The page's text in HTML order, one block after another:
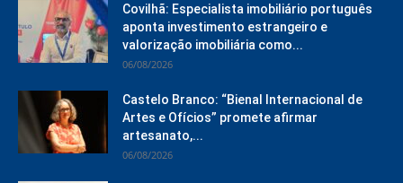
Covilhã: Especialista imobiliário português
aponta investimento estrangeiro e
valorização imobiliária como...
06/08/2026
Castelo Branco: “Bienal Internacional de
Artes e Ofícios” promete afirmar
artesanato,...
06/08/2026